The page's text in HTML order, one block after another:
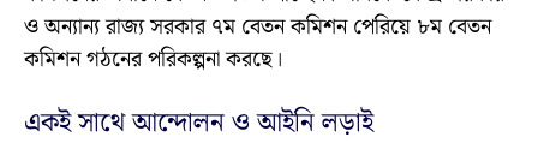
ও অন্যান্য রাজ্য সরকার ৭ম বেতন কমিশন পেরিয়ে ৮ম বেতন
কমিশন গঠনের পরিকল্পনা করছে।
একই সাথে আন্দোলন ও আইনি লড়াই